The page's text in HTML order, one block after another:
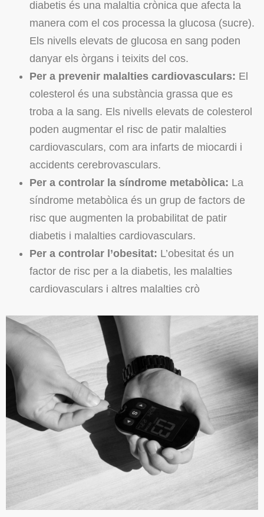
diabetis és una malaltia crònica que afecta la
manera com el cos processa la glucosa (sucre).
Els nivells elevats de glucosa en sang poden
danyar els òrgans i teixits del cos.
Per a prevenir malalties cardiovasculars: El
colesterol és una substància grassa que es
troba a la sang. Els nivells elevats de colesterol
poden augmentar el risc de patir malalties
cardiovasculars, com ara infarts de miocardi i
accidents cerebrovasculars.
Per a controlar la síndrome metabòlica: La
síndrome metabòlica és un grup de factors de
risc que augmenten la probabilitat de patir
diabetis i malalties cardiovasculars.
Per a controlar l’obesitat: L’obesitat és un
factor de risc per a la diabetis, les malalties
cardiovasculars i altres malalties crò